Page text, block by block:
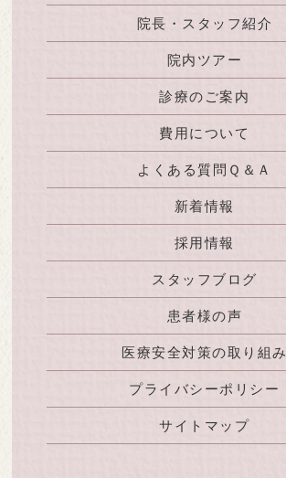
院長・スタッフ紹介
院内ツアー
診療のご案内
費用について
よくある質問Ｑ＆Ａ
新着情報
採用情報
スタッフブログ
患者様の声
医療安全対策の取り組み
プライバシーポリシー
サイトマップ